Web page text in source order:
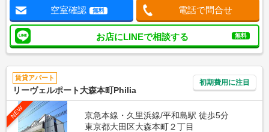
空室確認 無料 電話で問合せ
お店にLINEで相談する 無料
賃貸アパート
リーヴェルポート大森本町Philia
初期費用に注目
NEW
京急本線・久里浜線/平和島駅 徒歩5分
東京都大田区大森本町２丁目